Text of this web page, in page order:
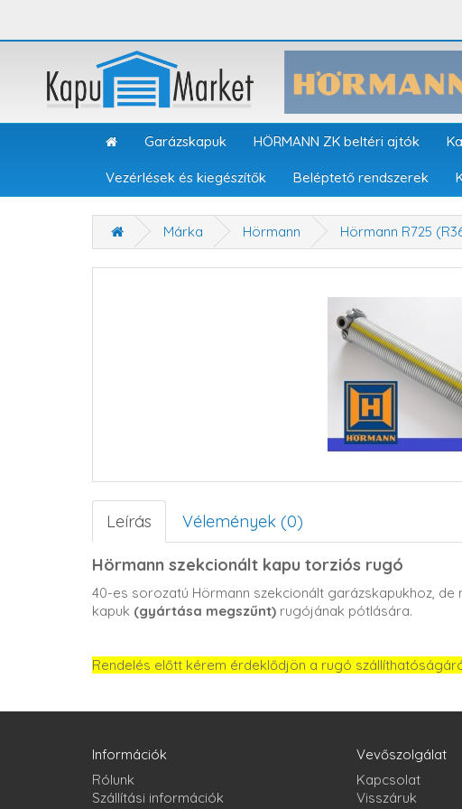
Garázskapuk HÖRMANN ZK beltéri ajtók
Vezérlések és kiegészítők Beléptető rendszerek
Márka Hörmann Hörmann R725
Leírás Vélemények (0)
Hörmann szekcionált kapu torziós rugó
40-es sorozatú Hörmann szekcionált garázskapukhoz,
kapuk (gyártása megszűnt) rugójának pótlására.
Rendelés előtt kérem érdeklődjön a rugó
Információk
Rólunk
Szállítási információk
Vevőszolgálat
Kapcsolat
Visszáruk